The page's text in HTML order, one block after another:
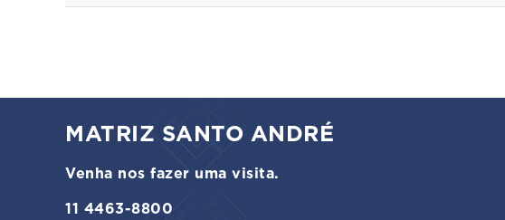
MATRIZ SANTO ANDRÉ
Venha nos fazer uma visita.
11 4463-8800